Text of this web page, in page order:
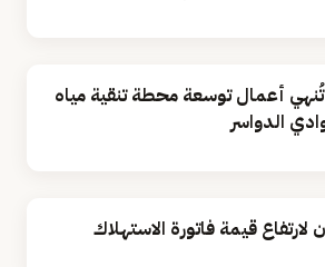
تُنهي أعمال توسعة محطة تنقية مياه
الدواسر
لارتفاع قيمة فاتورة الاستهلاك